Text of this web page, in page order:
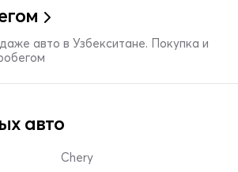
авто в Узбекситане. Покупка и
авто
Chery